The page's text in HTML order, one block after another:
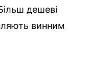
дешеві
винним